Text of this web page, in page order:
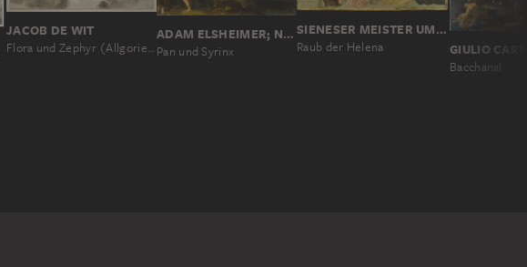
JACOB DE WIT
Flora und Zephyr (Allgorie auf den Frühling)
ADAM ELSHEIMER; NACHFOLGE
Pan und Syrinx
SIENESER MEISTER UM 1430
Raub der Helena
Bacchanal